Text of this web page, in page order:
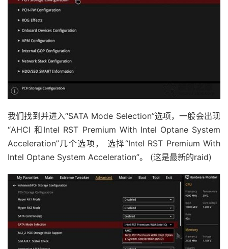
我们找到并进入“SATA Mode Selection”选项，一般会出现
“AHCI 和Intel RST Premium With Intel Optane System
Acceleration”几个选项， 选择“Intel RST Premium With
Intel Optane System Acceleration”。 (这是最新的raid)